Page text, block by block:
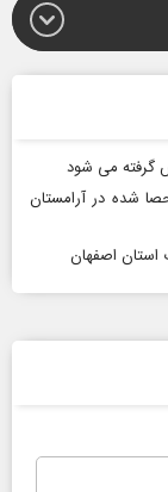
گرفته می شود
شده در آرامستان
استان اصفهان